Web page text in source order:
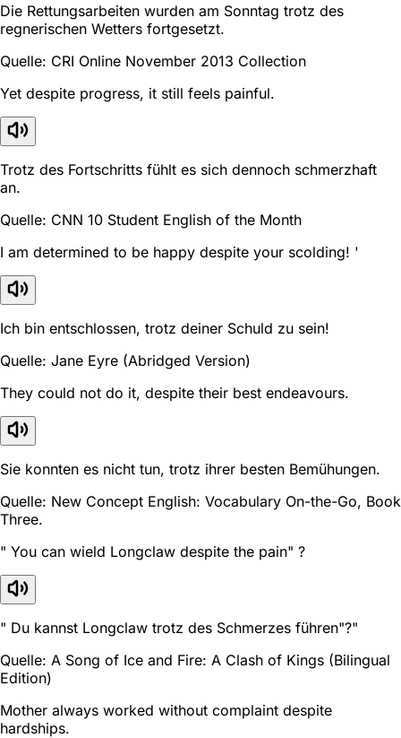
Die Rettungsarbeiten wurden am Sonntag trotz des
regnerischen Wetters fortgesetzt.
Quelle: CRI Online November 2013 Collection
Yet despite progress, it still feels painful.
Trotz des Fortschritts fühlt es sich dennoch schmerzhaft
an.
Quelle: CNN 10 Student English of the Month
I am determined to be happy despite your scolding! '
Ich bin entschlossen, trotz deiner Schuld zu sein!
Quelle: Jane Eyre (Abridged Version)
They could not do it, despite their best endeavours.
Sie konnten es nicht tun, trotz ihrer besten Bemühungen.
Quelle: New Concept English: Vocabulary On-the-Go, Book
Three.
" You can wield Longclaw despite the pain" ?
" Du kannst Longclaw trotz des Schmerzes führen"?"
Quelle: A Song of Ice and Fire: A Clash of Kings (Bilingual
Edition)
Mother always worked without complaint despite
hardships.